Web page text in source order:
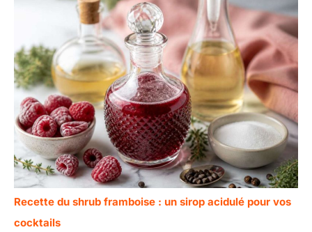
Recette du shrub framboise : un sirop acidulé pour vos
cocktails